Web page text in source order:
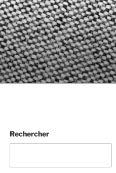
Rechercher